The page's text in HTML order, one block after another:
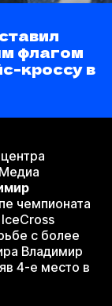
флагом
кроссу в
чемпионата
с более
Владимир
4-е место в